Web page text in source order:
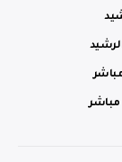
مباشر